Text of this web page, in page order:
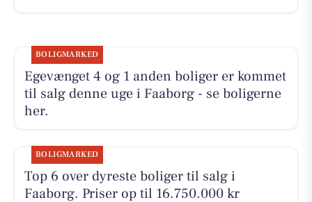
BOLIGMARKED
Egevænget 4 og 1 anden boliger er kommet
til salg denne uge i Faaborg - se boligerne
her.
BOLIGMARKED
Top 6 over dyreste boliger til salg i
Faaborg. Priser op til 16.750.000 kr